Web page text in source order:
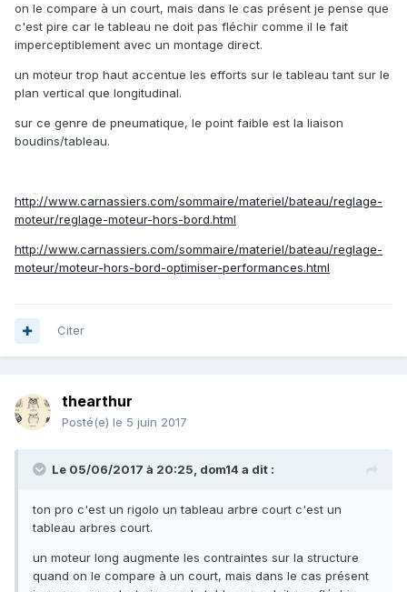
on le compare à un court, mais dans le cas présent je pense que
c'est pire car le tableau ne doit pas fléchir comme il le fait
imperceptiblement avec un montage direct.
un moteur trop haut accentue les efforts sur letableautant sur le
plan vertical que longitudinal.
sur ce genre de pneumatique, le point faible est la liaison
boudins/tableau.
http://www.carnassiers.com/sommaire/materiel/bateau/reglage-
moteur/reglage-moteur-hors-bord.html
http://www.carnassiers.com/sommaire/materiel/bateau/reglage-
moteur/moteur-hors-bord-optimiser-performances.html
Citer
thearthur
Posté(e) le 5 juin 2017
Le 05/06/2017 à 20:25, dom14 a dit :
ton pro c'est un rigolo un tableau arbre court c'est un
tableau arbres court.
un moteur long augmente les contraintes sur la structure
quand on le compare à un court, mais dans le cas présent